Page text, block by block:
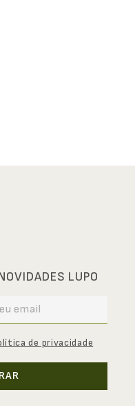
LUPO
de privacidade